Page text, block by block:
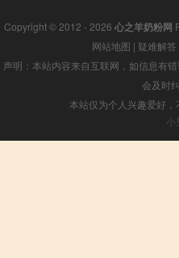
Copyright © 2012 - 2026 心之羊奶粉网
网站地图 | 疑难解答
声明：本站内容来自互联网，如信息有
会及时
本站仅为个人兴趣爱好
小